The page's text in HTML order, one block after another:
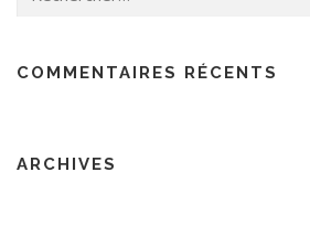
COMMENTAIRES RÉCENTS
ARCHIVES